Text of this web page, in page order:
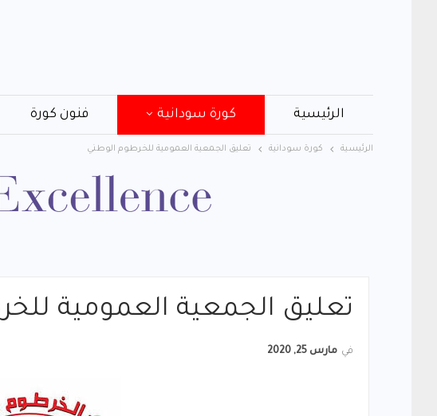
الرئيسية كورة سودانية فنون كورة
الرئيسية كورة سودانية تعليق الجمعية العمومية للخرطوم الوطني
تعليق الجمعية العمومية
في مارس 25, 2020